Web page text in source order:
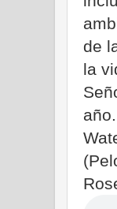
de
la